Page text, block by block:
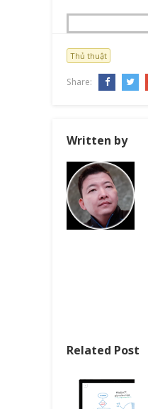
Thủ thuật
Share:
Written by
Related Post